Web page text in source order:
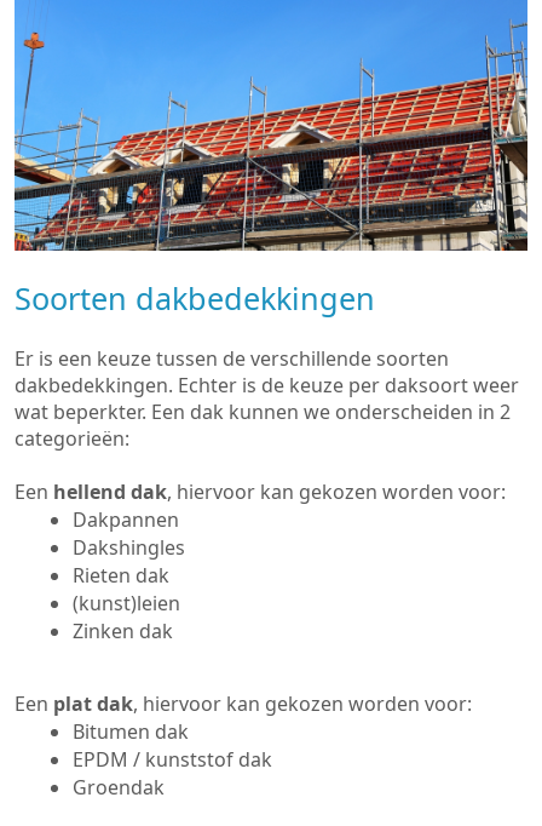
Soorten dakbedekkingen
Er is een keuze tussen de verschillende soorten
dakbedekkingen. Echter is de keuze per daksoort weer
wat beperkter. Een dak kunnen we onderscheiden in 2
categorieën:
Een hellend dak, hiervoor kan gekozen worden voor:
Dakpannen
Dakshingles
Rieten dak
(kunst)leien
Zinken dak
Een plat dak, hiervoor kan gekozen worden voor:
Bitumen dak
EPDM / kunststof dak
Groendak